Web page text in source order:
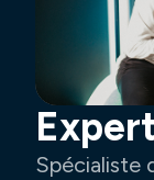
Spécialiste